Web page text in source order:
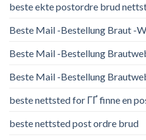
beste ekte postordre brud
Beste Mail -Bestellung Braut -
Beste Mail -Bestellung
Beste Mail -Bestellung
beste nettsted for ГҐ finne en
beste nettsted post ordre brud